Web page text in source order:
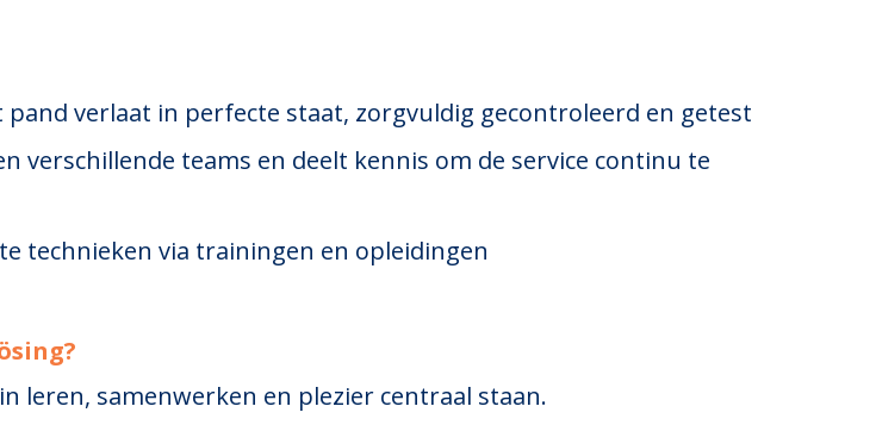
verlaat in perfecte staat, zorgvuldig gecontroleerd en getest
verschillende teams en deelt kennis om de service continu te
technieken via trainingen en opleidingen
?
leren, samenwerken en plezier centraal staan.